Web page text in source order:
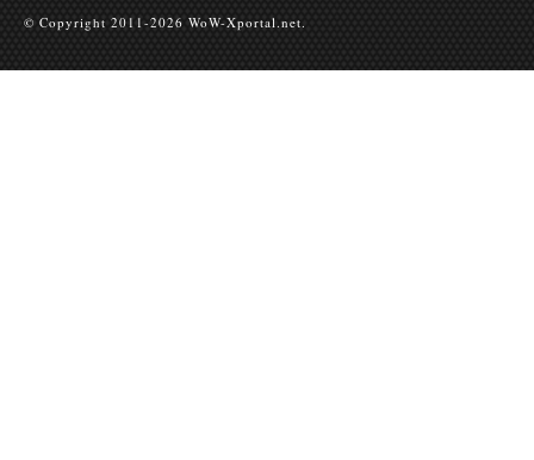
© Copyright 2011-2026 WoW-Xportal.net.